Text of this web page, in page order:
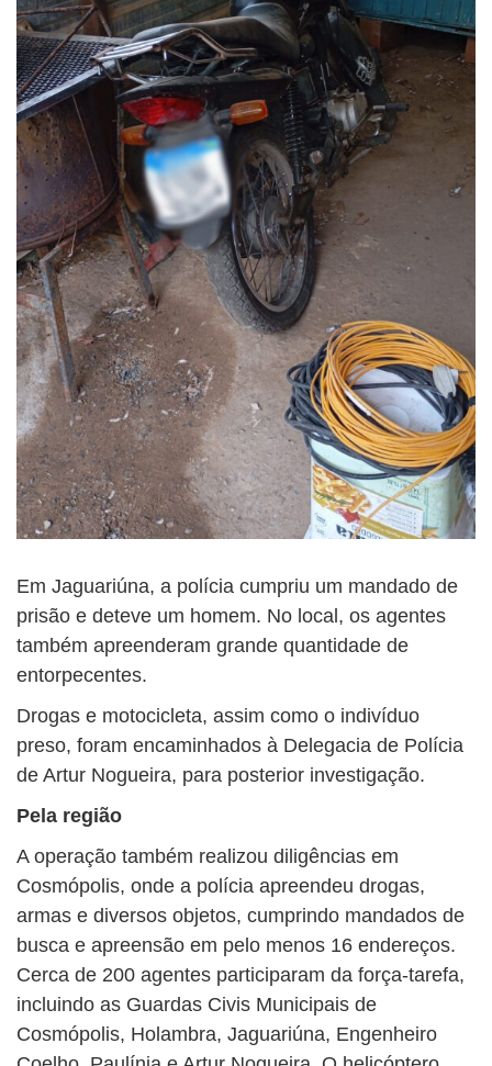
Em Jaguariúna, a polícia cumpriu um mandado de
prisão e deteve um homem. No local, os agentes
também apreenderam grande quantidade de
entorpecentes.
Drogas e motocicleta, assim como o indivíduo
preso, foram encaminhados à Delegacia de Polícia
de Artur Nogueira, para posterior investigação.
Pela região
A operação também realizou diligências em
Cosmópolis, onde a polícia apreendeu drogas,
armas e diversos objetos, cumprindo mandados de
busca e apreensão em pelo menos 16 endereços.
Cerca de 200 agentes participaram da força-tarefa,
incluindo as Guardas Civis Municipais de
Cosmópolis, Holambra, Jaguariúna, Engenheiro